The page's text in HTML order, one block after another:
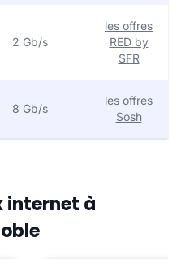
2 Gb/s
les offres
RED by
SFR
8 Gb/s
les offres
Sosh
internet à